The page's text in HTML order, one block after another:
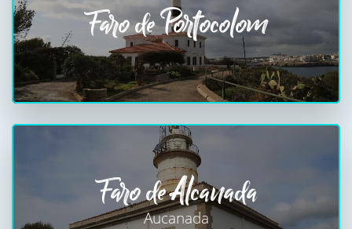
Faro de Portocolom
Faro de Alcanada
Aucanada